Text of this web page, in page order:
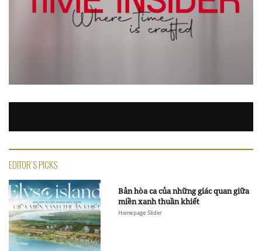
EDITOR'S PICKS
Bản hòa ca của những giác quan giữa
miền xanh thuần khiết
Homepage Slider